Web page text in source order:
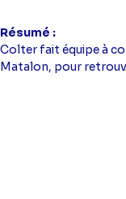
Résumé
Colter fait équipe à
Matalon, pour